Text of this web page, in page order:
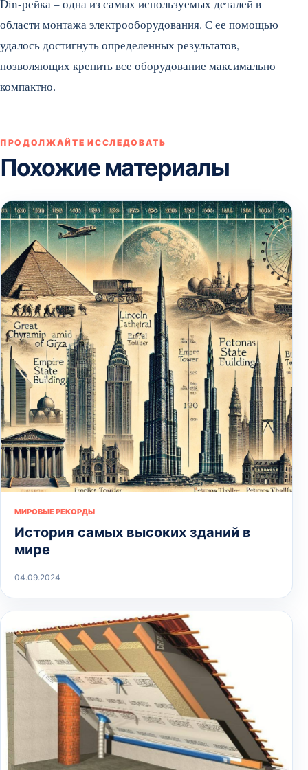
Din-рейка – одна из самых используемых деталей в
области монтажа электрооборудования. С ее помощью
удалось достигнуть определенных результатов,
позволяющих крепить все оборудование максимально
компактно.
ПРОДОЛЖАЙТЕ ИССЛЕДОВАТЬ
Похожие материалы
МИРОВЫЕ РЕКОРДЫ
История самых высоких зданий в
мире
04.09.2024